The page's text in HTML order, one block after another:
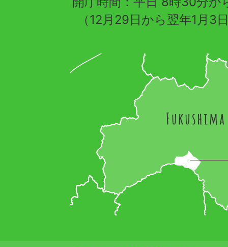
（12月29日から翌年1月3